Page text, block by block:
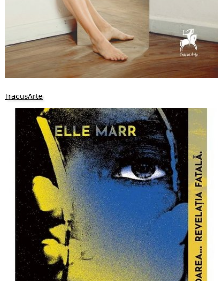
TracusArte